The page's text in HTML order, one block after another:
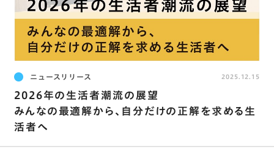
ニュースリリース
2026年の生活者潮流の展望
みんなの最適解から、自分だけの正解を求める生
活者へ
2025.12.15